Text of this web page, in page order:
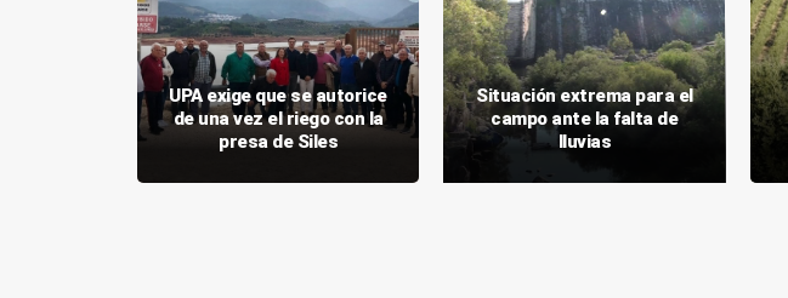
UPA exige que se autorice
de una vez el riego con la
presa de Siles
Situación extrema para el
campo ante la falta de
lluvias